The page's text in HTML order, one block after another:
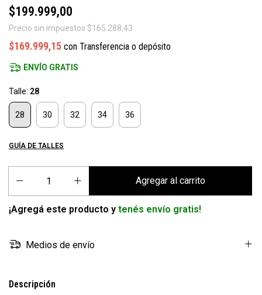
$199.999,00
Precio sin impuestos $165.288,43
$169.999,15 con Transferencia o depósito
ENVÍO GRATIS
Talle: 28
28 30 32 34 36
GUÍA DE TALLES
¡Agregá este producto y tenés envío gratis!
Medios de envío
Descripción